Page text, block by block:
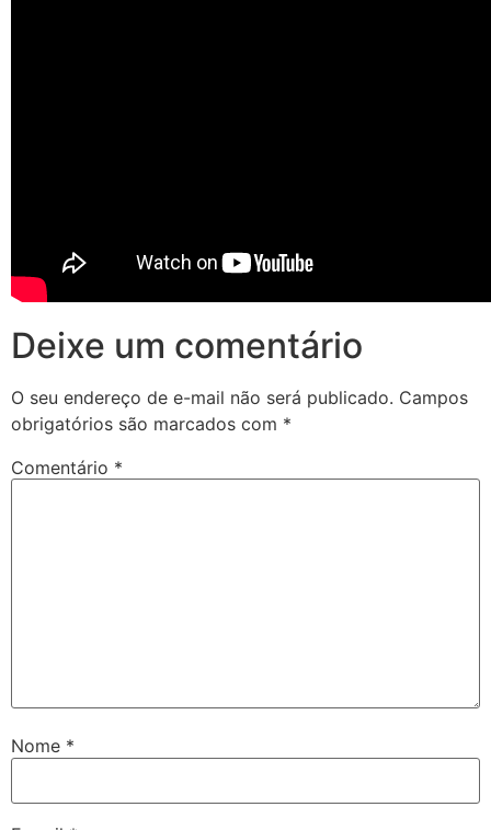
Deixe um comentário
O seu endereço de e-mail não será publicado. Campos
obrigatórios são marcados com *
Comentário *
Nome *